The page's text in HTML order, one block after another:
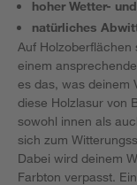
hoher Wetter-
natürliches
Auf
einem
es das, was deinem
diese Holzlasur von
sowohl innen als
sich zum
Dabei wird deinem
Farbton verpasst.